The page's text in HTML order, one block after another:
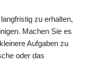
zu erhalten,
Machen Sie es
Aufgaben zu
oder das